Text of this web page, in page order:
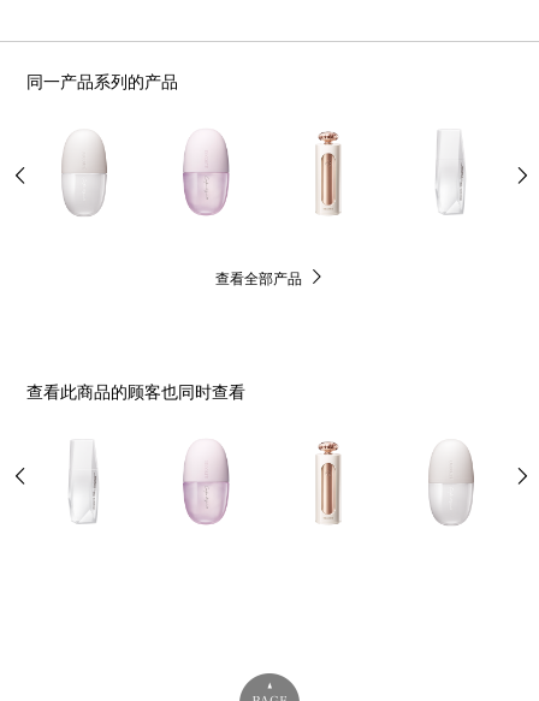
同一产品系列的产品
查看全部产品
查看此商品的顾客也同时查看